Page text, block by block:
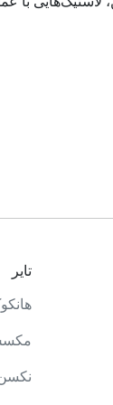
مقاومت در
به موارد
تولید می‌کند.
در برابر
تایر